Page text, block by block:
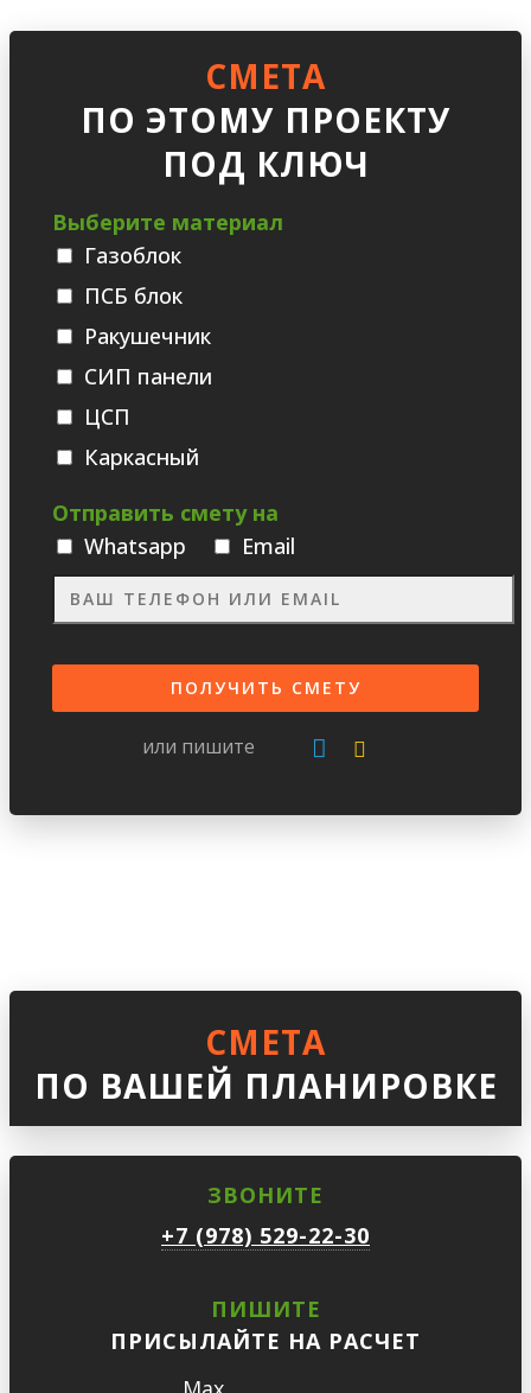
СМЕТА
ПО ЭТОМУ ПРОЕКТУ
ПОД КЛЮЧ
Выберите материал
Газоблок
ПСБ блок
Ракушечник
СИП панели
ЦСП
Каркасный
Отправить смету на
Whatsаpp
Email
или пишите
СМЕТА
ПО ВАШЕЙ ПЛАНИРОВКЕ
ЗВОНИТЕ
+7 (978) 529-22-30
ПИШИТЕ
ПРИСЫЛАЙТЕ НА РАСЧЕТ